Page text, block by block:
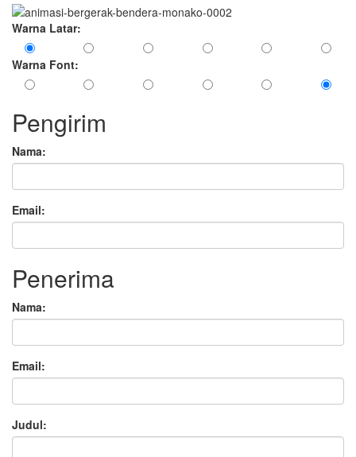
Warna Latar:
Warna Font:
Pengirim
Nama:
Email:
Penerima
Nama:
Email:
Judul: